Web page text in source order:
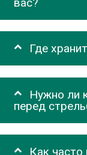
Где
Нужно ли
перед
Как